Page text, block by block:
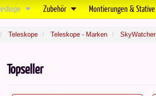
Zubehör Montierungen & Stative
Teleskope Teleskope - Marken SkyWatcher
Topseller